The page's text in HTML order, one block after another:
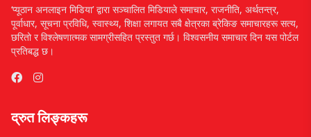
‘प्यूठान अनलाइन मिडिया’ द्वारा सञ्चालित मिडियाले समाचार, राजनीति, अर्थतन्त्र,
पूर्वाधार, सूचना प्रविधि, स्वास्थ्य, शिक्षा लगायत सबै क्षेत्रका ब्रेकिङ समाचारहरू सत्य,
छरितो र विश्लेषणात्मक सामग्रीसहित प्रस्तुत गर्छ। विश्वसनीय समाचार दिन यस पोर्टल
प्रतिबद्ध छ।
द्रुत लिङ्कहरू